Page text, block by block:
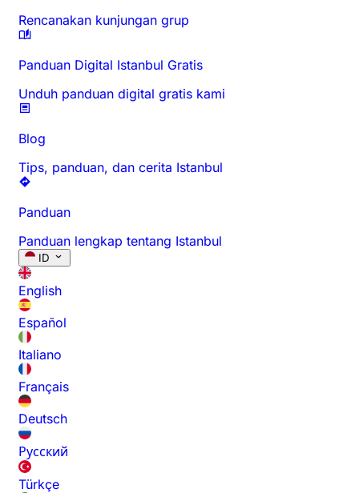
Rencanakan kunjungan grup
Panduan Digital Istanbul Gratis
Unduh panduan digital gratis kami
Blog
Tips, panduan, dan cerita Istanbul
Panduan
Panduan lengkap tentang Istanbul
ID
English
Español
Italiano
Français
Deutsch
Русский
Türkçe